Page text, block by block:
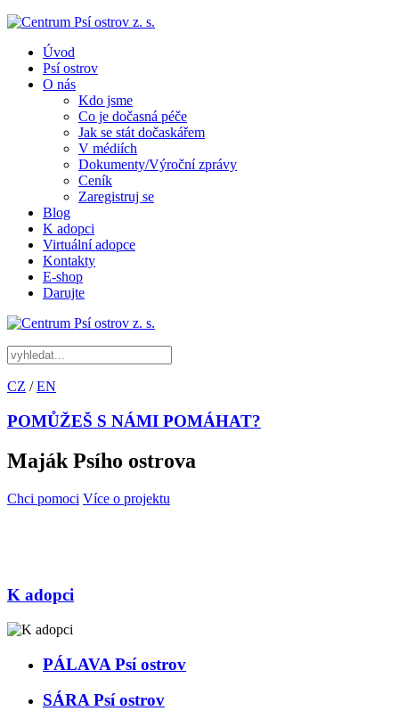
Úvod
Psí ostrov
O nás
Kdo jsme
Co je dočasná péče
Jak se stát dočaskářem
V médiích
Dokumenty/Výroční zprávy
Ceník
Zaregistruj se
Blog
K adopci
Virtuální adopce
Kontakty
E-shop
Darujte
CZ /EN
POMŮŽEŠ S NÁMI POMÁHAT?
Maják Psího ostrova
Chci pomoci Více o projektu
K adopci
PÁLAVA Psí ostrov
SÁRA Psí ostrov